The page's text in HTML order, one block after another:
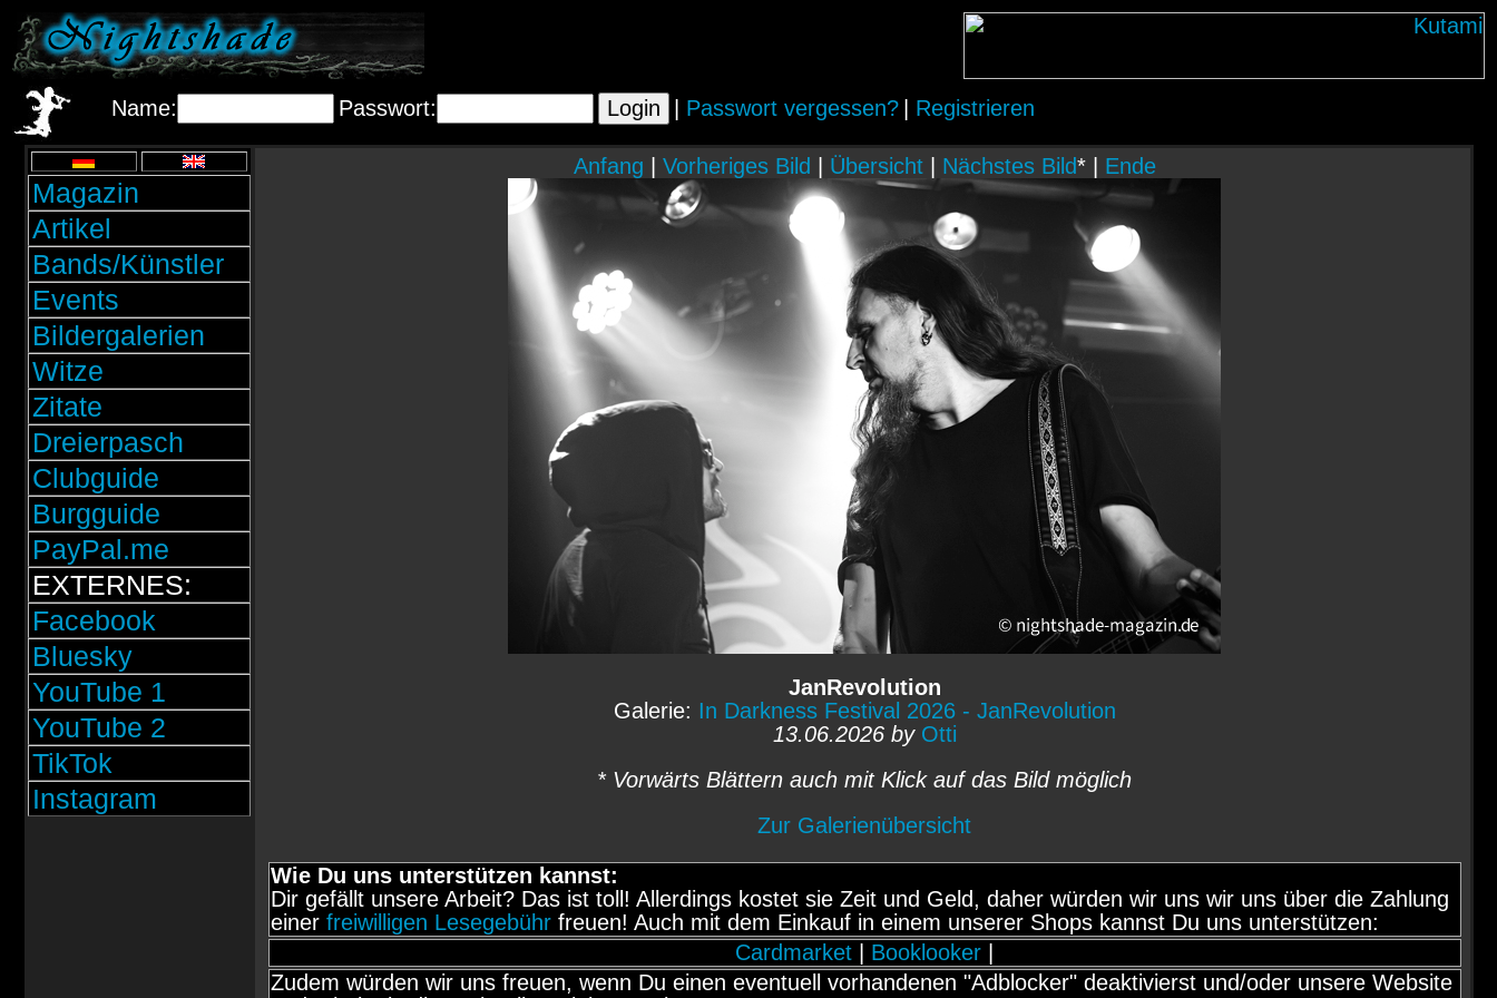
Name: Passwort: Passwort vergessen? Registrieren
Magazin
Artikel
Bands/Künstler
Events
Bildergalerien
Witze
Zitate
Dreierpasch
Clubguide
Burgguide
PayPal.me
EXTERNES:
Facebook
Bluesky
YouTube 1
YouTube 2
TikTok
Instagram
Anfang Vorheriges Bild Übersicht| Nächstes Bild* | Ende
JanRevolution
Galerie: In Darkness Festival 2026 - JanRevolution
13.06.2026 by Otti
* Vorwärts Blättern auch mit Klick auf das Bild möglich
Zur Galerienübersicht
Wie Du uns unterstützen kannst:
Dir gefällt unsere Arbeit? Das ist toll! Allerdings kostet sie Zeit und Geld, daher würden wir uns wir uns über die Zahlung
einer freiwilligen Lesegebührfreuen! Auch mit dem Einkauf in einem unserer Shops kannst Du uns unterstützen:
Cardmarket
Booklooker
Zudem würden wir uns freuen, wenn Du einen eventuell vorhandenen "Adblocker" deaktivierst und/oder unsere Website